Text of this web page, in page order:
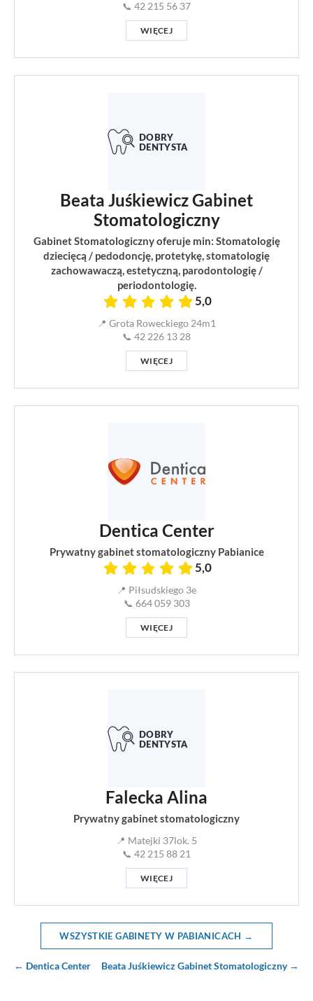
📞 42 215 56 37
WIĘCEJ
Beata Juśkiewicz Gabinet
Stomatologiczny
Gabinet Stomatologiczny oferuje min: Stomatologię
dziecięcą / pedodoncję, protetykę, stomatologię
zachowawaczą, estetyczną, parodontologię /
periodontologię.
5,0
📍 Grota Roweckiego 24m1
📞 42 226 13 28
WIĘCEJ
Dentica Center
Prywatny gabinet stomatologiczny Pabianice
5,0
📍 Piłsudskiego 3e
📞 664 059 303
WIĘCEJ
Falecka Alina
Prywatny gabinet stomatologiczny
📍 Matejki 37lok. 5
📞 42 215 88 21
WIĘCEJ
WSZYSTKIE GABINETY W PABIANICACH →
← Dentica Center Beata Juśkiewicz Gabinet Stomatologiczny →